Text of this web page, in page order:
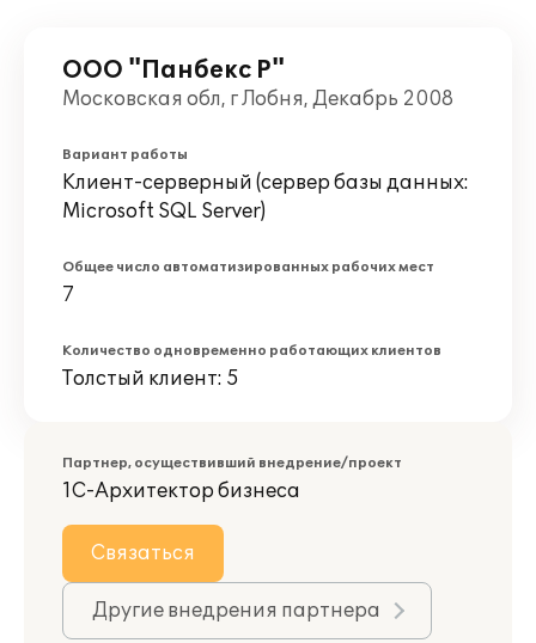
ООО "Панбекс Р"
Московская обл, г Лобня, Декабрь 2008
Вариант работы
Клиент-серверный (сервер базы данных:
Microsoft SQL Server)
Общее число автоматизированных рабочих мест
7
Количество одновременно работающих клиентов
Толстый клиент: 5
Партнер, осуществивший внедрение/проект
1С-Архитектор бизнеса
Связаться
Другие внедрения партнера